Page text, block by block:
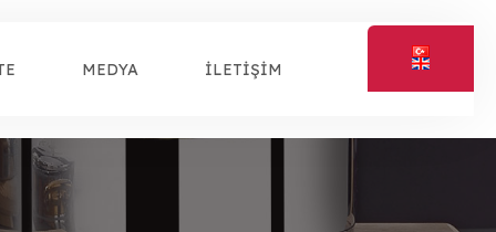
MEDYA İLETİŞİM